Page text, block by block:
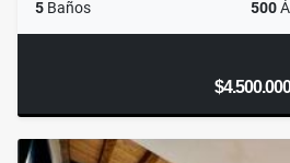
5 Baños 500